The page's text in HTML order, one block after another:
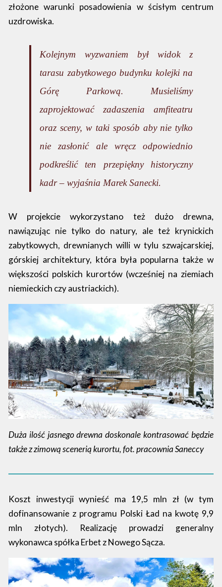
złożone warunki posadowienia w ścisłym centrum
uzdrowiska.
Kolejnym wyzwaniem był widok z
tarasu zabytkowego budynku kolejki na
Górę Parkową. Musieliśmy
zaprojektować zadaszenia amfiteatru
oraz sceny, w taki sposób aby nie tylko
nie zasłonić ale wręcz odpowiednio
podkreślić ten przepiękny historyczny
kadr – wyjaśnia Marek Sanecki.
W projekcie wykorzystano też dużo drewna,
nawiązując nie tylko do natury, ale też krynickich
zabytkowych, drewnianych willi w tylu szwajcarskiej,
górskiej architektury, która była popularna także w
większości polskich kurortów (wcześniej na ziemiach
niemieckich czy austriackich).
Duża ilość jasnego drewna doskonale kontrasować będzie
także z zimową scenerią kurortu, fot. pracownia Saneccy
Koszt inwestycji wynieść ma 19,5 mln zł (w tym
dofinansowanie z programu Polski Ład na kwotę 9,9
mln złotych). Realizację prowadzi generalny
wykonawca spółka Erbet z Nowego Sącza.